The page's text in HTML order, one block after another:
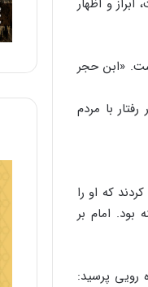
و اظهار
«ابن حجر
با مردم
که او را
بود. امام بر
رویی پرسید: